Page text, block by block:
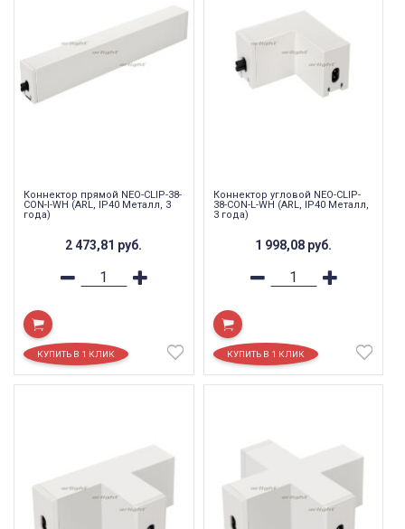
Коннектор прямой NEO-CLIP-38-
CON-I-WH (ARL, IP40 Металл, 3
года)
2 473,81 руб.
Коннектор угловой NEO-CLIP-
38-CON-L-WH (ARL, IP40 Металл,
3 года)
1 998,08 руб.